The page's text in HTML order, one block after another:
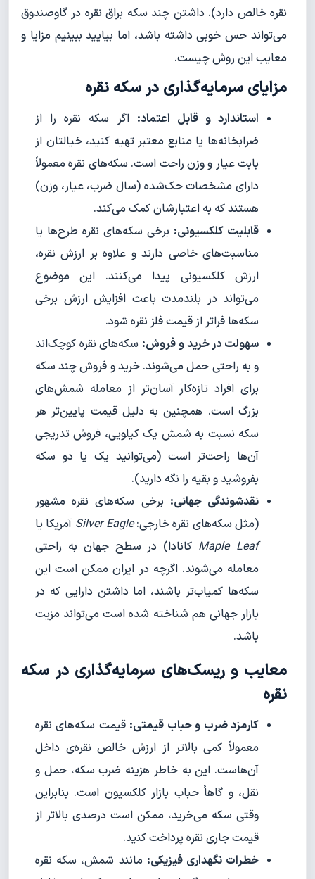
نقره خالص دارد). داشتن چند سکه براق نقره در گاوصندوق
می‌تواند حس خوبی داشته باشد، اما بیایید ببینیم مزایا و
معایب این روش چیست.
مزایای سرمایه‌گذاری در سکه نقره
استاندارد و قابل اعتماد: اگر سکه نقره را از
ضرابخانه‌ها یا منابع معتبر تهیه کنید، خیالتان از
بابت عیار و وزن راحت است. سکه‌های نقره معمولاً
دارای مشخصات حک‌شده (سال ضرب، عیار، وزن)
هستند که به اعتبارشان کمک می‌کند.
قابلیت کلکسیونی: برخی سکه‌های نقره طرح‌ها یا
مناسبت‌های خاصی دارند و علاوه بر ارزش نقره،
ارزش کلکسیونی پیدا می‌کنند. این موضوع
می‌تواند در بلندمدت باعث افزایش ارزش برخی
سکه‌ها فراتر از قیمت فلز نقره شود.
سهولت در خرید و فروش: سکه‌های نقره کوچک‌اند
و به راحتی حمل می‌شوند. خرید و فروش چند سکه
برای افراد تازه‌کار آسان‌تر از معامله شمش‌های
بزرگ است. همچنین به دلیل قیمت پایین‌تر هر
سکه نسبت به شمش یک کیلویی، فروش تدریجی
آن‌ها راحت‌تر است (می‌توانید یک یا دو سکه
بفروشید و بقیه را نگه دارید).
نقدشوندگی جهانی: برخی سکه‌های نقره مشهور
(مثل سکه‌های نقره خارجی:Silver Eagle آمریکا یا
Maple Leaf کانادا) در سطح جهان به راحتی
معامله می‌شوند. اگرچه در ایران ممکن است این
سکه‌ها کمیاب‌تر باشند، اما داشتن دارایی که در
بازار جهانی هم شناخته شده است می‌تواند مزیت
باشد.
معایب و ریسک‌های سرمایه‌گذاری در سکه
نقره
کارمزد ضرب و حباب قیمتی: قیمت سکه‌های نقره
معمولاً کمی بالاتر از ارزش خالص نقره‌ی داخل
آن‌هاست. این به خاطر هزینه ضرب سکه، حمل و
نقل، و گاهاً حباب بازار کلکسیون است. بنابراین
وقتی سکه می‌خرید، ممکن است درصدی بالاتر از
قیمت جاری نقره پرداخت کنید.
خطرات نگهداری فیزیکی: مانند شمش، سکه نقره